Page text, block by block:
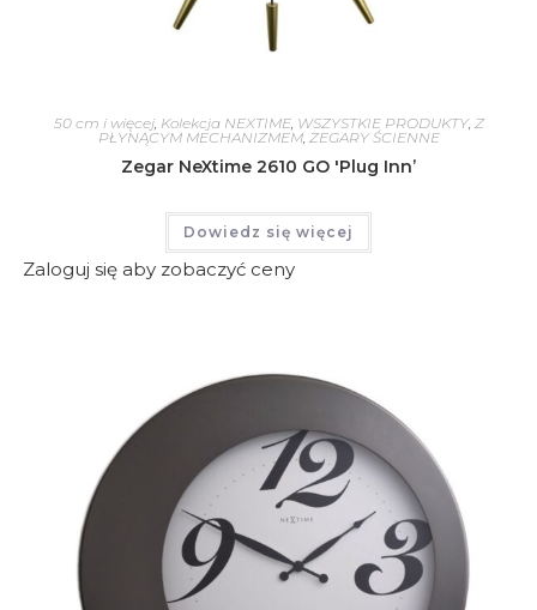
50 cm i więcej, Kolekcja NEXTIME, WSZYSTKIE PRODUKTY, Z
PŁYNĄCYM MECHANIZMEM, ZEGARY ŚCIENNE
Zegar NeXtime 2610 GO 'Plug Inn’
Dowiedz się więcej
Zaloguj się aby zobaczyć ceny